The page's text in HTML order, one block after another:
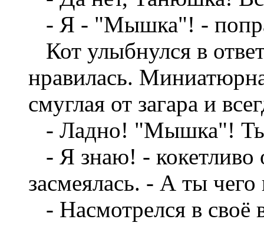
- Я - "Мышка"! -
Кот улыбнулся в
нравилась.
смуглая от загара и
- Ладно! "Мышка"! Ты
- Я знаю! - кокетливо
засмеялась. - А ты
- Насмотрелся в своё